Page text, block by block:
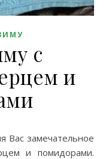
с
и
и помидорами.